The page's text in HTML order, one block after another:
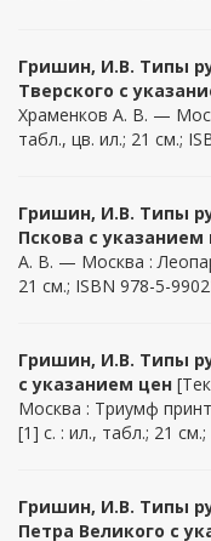
Гришин, И.В. Типы
Тверского с
Храменков А. В. —
табл., цв. ил.; 21 см.;
Гришин, И.В. Типы
Пскова с указанием
А. В. — Москва :
21 см.; ISBN 978-5-
Гришин, И.В. Типы
с указанием цен
Москва : Триумф
[1] с. : ил., табл.; 21
Гришин, И.В. Типы
Петра Великого с